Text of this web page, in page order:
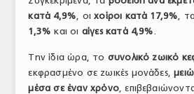
κατά 4,9%, οιχοίροι κατά 17,9%,
1,3% και οι αίγες κατά 4,9%.
Την ίδια ώρα, το συνολικό ζωικό
εκφρασμένο σε ζωικές μονάδες,
μέσα σε έναν χρόνο,